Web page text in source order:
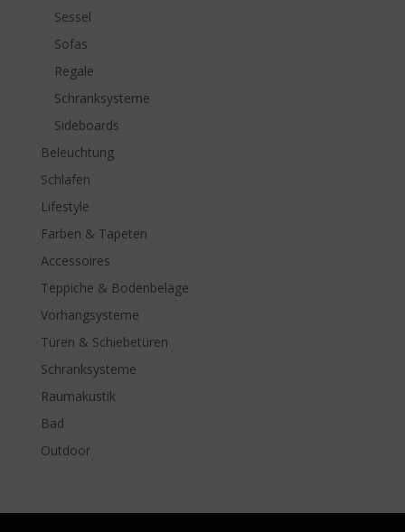
Sessel
Sofas
Regale
Schranksysteme
Sideboards
Beleuchtung
Schlafen
Lifestyle
Farben & Tapeten
Accessoires
Teppiche & Bodenbeläge
Vorhangsysteme
Türen & Schiebetüren
Schranksysteme
Raumakustik
Bad
Outdoor